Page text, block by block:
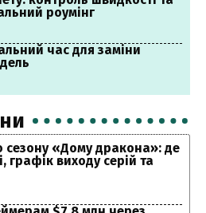
роумінг
час для заміни
сезону «Дому дракона»: де
графік виходу серій та